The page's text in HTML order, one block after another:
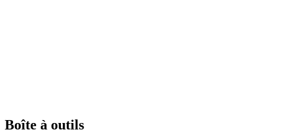
Boîte à outils